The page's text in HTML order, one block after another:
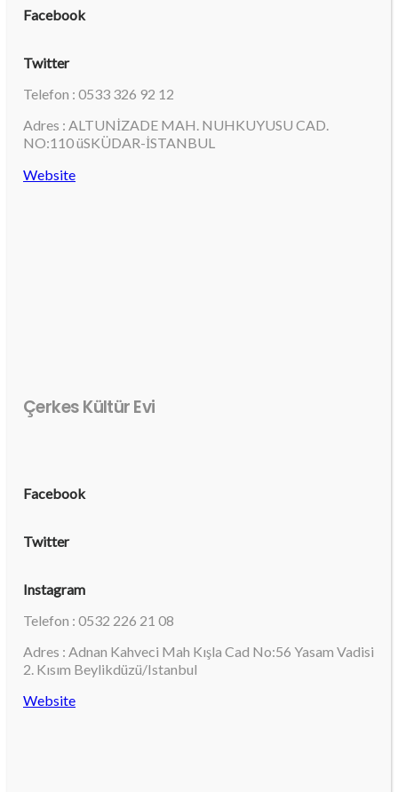
Facebook
Twitter
Telefon : 0533 326 92 12
Adres : ALTUNİZADE MAH. NUHKUYUSU CAD.
NO:110 üSKÜDAR-İSTANBUL
Website
Çerkes Kültür Evi
Facebook
Twitter
Instagram
Telefon : 0532 226 21 08
Adres : Adnan Kahveci Mah Kışla Cad No:56 Yasam Vadisi
2. Kısım Beylikdüzü/Istanbul
Website